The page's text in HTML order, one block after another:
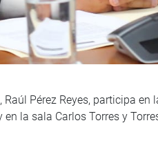
Pérez Reyes, participa
la sala Carlos Torres y